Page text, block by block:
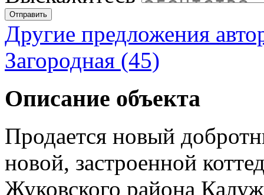
Отправить
Другие предложения
Загородная (45)
Описание объекта
Продается новый
новой, застроенной
Жуковского района